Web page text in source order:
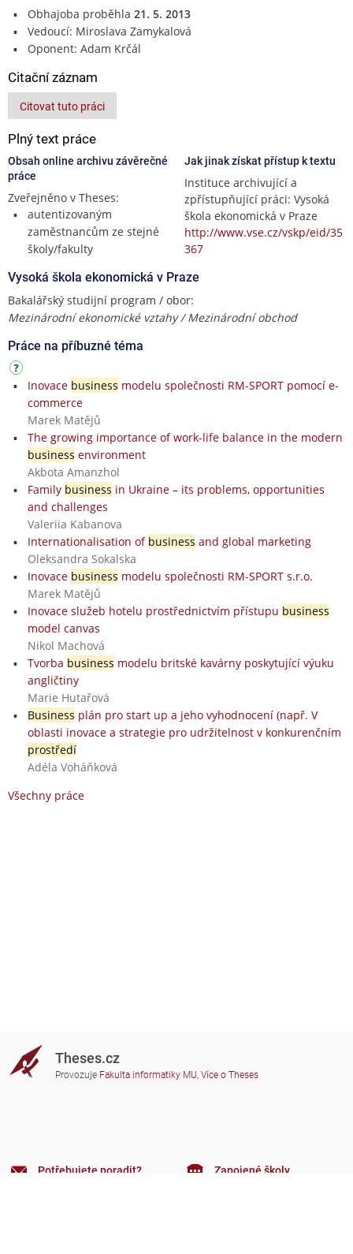
Obhajoba proběhla 21. 5. 2013
Vedoucí: Miroslava Zamykalová
Oponent: Adam Krčál
Citační záznam
Citovat tuto práci
Plný text práce
Obsah online archivu závěrečné
práce
Zveřejněno v Theses:
autentizovaným
zaměstnancům ze stejné
školy/fakulty
Jak jinak získat přístup k textu
Instituce archivující a
zpřístupňující práci: Vysoká
škola ekonomická v Praze
http://www.vse.cz/vskp/eid/35
367
Vysoká škola ekonomická v Praze
Bakalářský studijní program / obor:
Mezinárodní ekonomické vztahy / Mezinárodní obchod
Práce na příbuzné téma
Inovace business modelu společnosti RM-SPORT pomocí e-
commerce
Marek Matějů
The growing importance of work-life balance in the modern
business environment
Akbota Amanzhol
Family business in Ukraine – its problems, opportunities
and challenges
Valeriia Kabanova
Internationalisation of business and global marketing
Oleksandra Sokalska
Inovace business modelu společnosti RM-SPORT s.r.o.
Marek Matějů
Inovace služeb hotelu prostřednictvím přístupu business
model canvas
Nikol Machová
Tvorba business modelu britské kavárny poskytující výuku
angličtiny
Marie Hutařová
Business plán pro start up a jeho vyhodnocení (např. V
oblasti inovace a strategie pro udržitelnost v konkurenčním
prostředí
Adéla Voháňková
Všechny práce
Theses.cz
Provozuje Fakulta informatiky MU, Více o Theses
Potřebujete poradit? Zapojené školy